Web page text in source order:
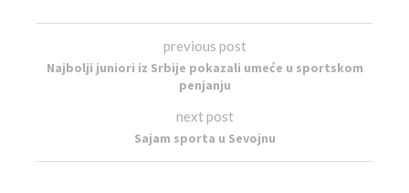
previous post
Najbolji juniori iz Srbije pokazali umeće u sportskom
penjanju
next post
Sajam sporta u Sevojnu